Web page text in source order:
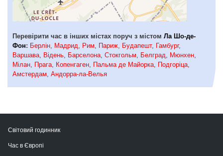
Перевірити час в інших містах поруч з містом Ла Шо-де-
Фон: Берлін Мадрид Рим Париж Будапешт, Гамбург,
Варшава
Відень Барселона Стокгольм Белград Мюнхен
Мілан
Прага Копенгаген Пальма де Майорка Подгоріца
Амстердам Андорра-ла-Велья
Світовий годинник
Час в Європі